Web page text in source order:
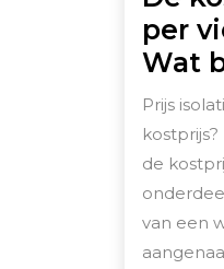
per
Wat
Prijs
de
van een